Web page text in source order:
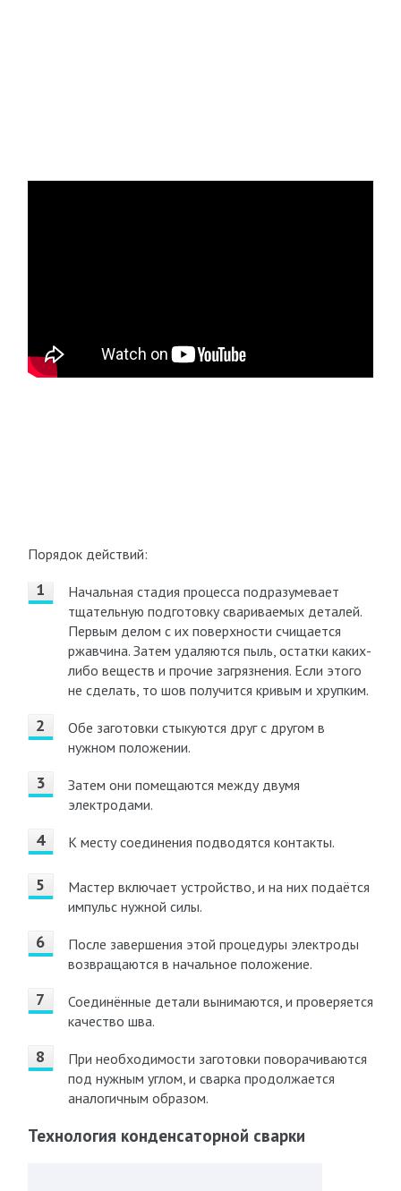
Порядок действий:
Начальная стадия процесса подразумевает
тщательную подготовку свариваемых деталей.
Первым делом с их поверхности счищается
ржавчина. Затем удаляются пыль, остатки каких-
либо веществ и прочие загрязнения. Если этого
не сделать, то шов получится кривым и хрупким.
Обе заготовки стыкуются друг с другом в
нужном положении.
Затем они помещаются между двумя
электродами.
К месту соединения подводятся контакты.
Мастер включает устройство, и на них подаётся
импульс нужной силы.
После завершения этой процедуры электроды
возвращаются в начальное положение.
Соединённые детали вынимаются, и проверяется
качество шва.
При необходимости заготовки поворачиваются
под нужным углом, и сварка продолжается
аналогичным образом.
Технология конденсаторной сварки